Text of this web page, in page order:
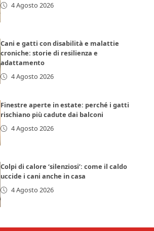
4 Agosto 2026
Cani e gatti con disabilità e malattie
croniche: storie di resilienza e
adattamento
4 Agosto 2026
Finestre aperte in estate: perché i gatti
rischiano più cadute dai balconi
4 Agosto 2026
Colpi di calore ‘silenziosi’: come il caldo
uccide i cani anche in casa
4 Agosto 2026